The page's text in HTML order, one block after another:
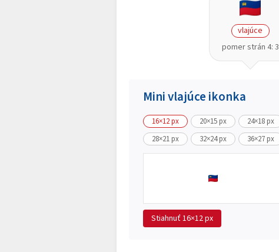
vlajúce
pomer strán 4: 3
Mini vlajúce ikonka
16×12 px 20×15 px
24×18 px
28×21 px
32×24 px 36×27 px
Stiahnuť 16×12 px